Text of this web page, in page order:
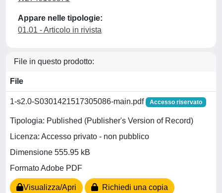
Appare nelle tipologie:
01.01 - Articolo in rivista
File in questo prodotto:
File
1-s2.0-S0301421517305086-main.pdf Accesso riservato
Tipologia: Published (Publisher's Version of Record)
Licenza: Accesso privato - non pubblico
Dimensione 555.95 kB
Formato Adobe PDF
Visualizza/Apri Richiedi una copia